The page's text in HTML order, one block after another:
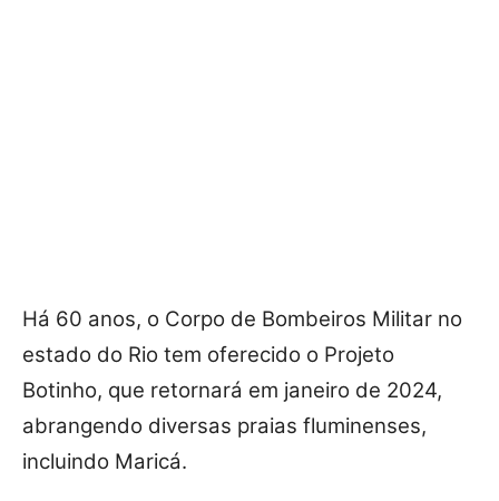
Há 60 anos, o Corpo de Bombeiros Militar no
estado do Rio tem oferecido o Projeto
Botinho, que retornará em janeiro de 2024,
abrangendo diversas praias fluminenses,
incluindo Maricá.